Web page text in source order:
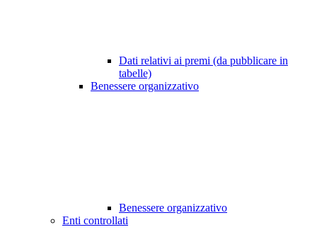
Dati relativi ai premi (da pubblicare in
tabelle)
Benessere organizzativo
Benessere organizzativo
Enti controllati